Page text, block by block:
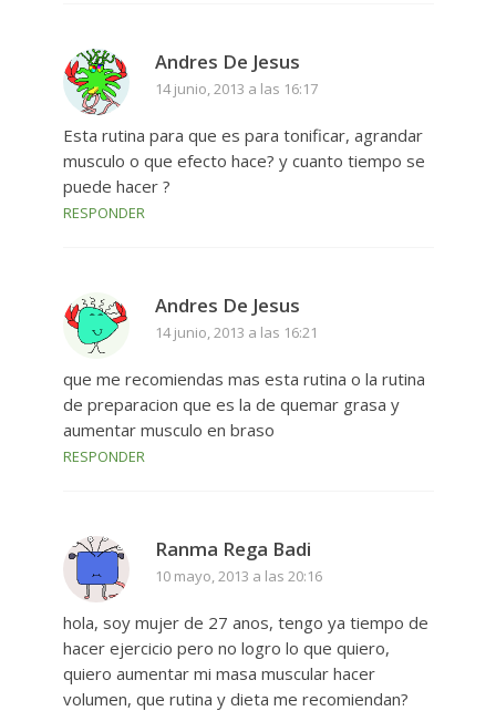
Andres De Jesus
14 junio, 2013 a las 16:17
Esta rutina para que es para tonificar, agrandar
musculo o que efecto hace? y cuanto tiempo se
puede hacer ?
RESPONDER
Andres De Jesus
14 junio, 2013 a las 16:21
que me recomiendas mas esta rutina o la rutina
de preparacion que es la de quemar grasa y
aumentar musculo en braso
RESPONDER
Ranma Rega Badi
10 mayo, 2013 a las 20:16
hola, soy mujer de 27 anos, tengo ya tiempo de
hacer ejercicio pero no logro lo que quiero,
quiero aumentar mi masa muscular hacer
volumen, que rutina y dieta me recomiendan?